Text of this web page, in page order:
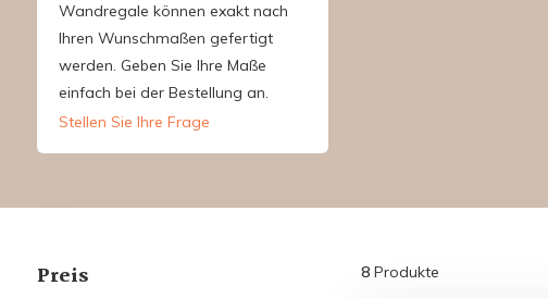
Wandregale können exakt nach
Ihren Wunschmaßen gefertigt
werden. Geben Sie Ihre Maße
einfach bei der Bestellung an.
Stellen Sie Ihre Frage
Preis 8Produkte